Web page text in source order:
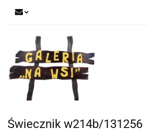
Dodaj
Świecznik w214b/131256